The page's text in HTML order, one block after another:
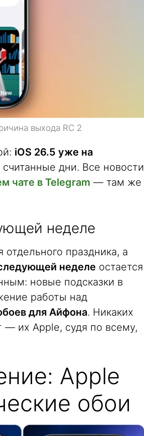
выхода RC 2
iOS 26.5 уже на
дни. Все новости
чате в Telegram — там же
неделе
праздника, а
неделе остается
новые подсказки в
работы над
для Айфона. Никаких
— их Apple, судя по всему,
Apple
обои